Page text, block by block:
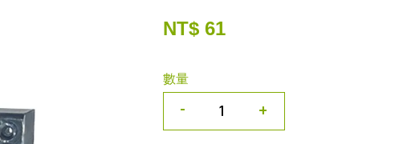
NT$ 61
數量
- +